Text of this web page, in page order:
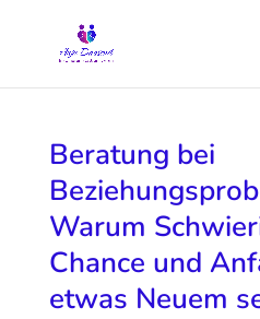
Beratung bei
Warum
Chance und
etwas Neuem